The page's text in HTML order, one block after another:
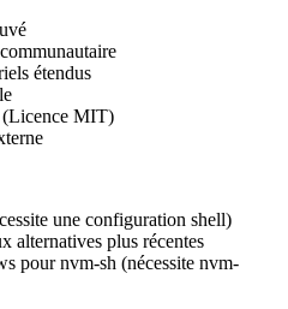
étendus
(Licence MIT)
une configuration shell)
alternatives plus récentes
pour nvm-sh (nécessite nvm-